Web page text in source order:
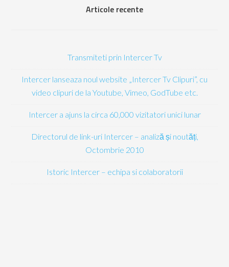
Articole recente
Transmiteti prin Intercer Tv
Intercer lanseaza noul website „Intercer Tv Clipuri”, cu
video clipuri de la Youtube, Vimeo, GodTube etc.
Intercer a ajuns la circa 60,000 vizitatori unici lunar
Directorul de link-uri Intercer – analiză și noutăți,
Octombrie 2010
Istoric Intercer – echipa si colaboratorii